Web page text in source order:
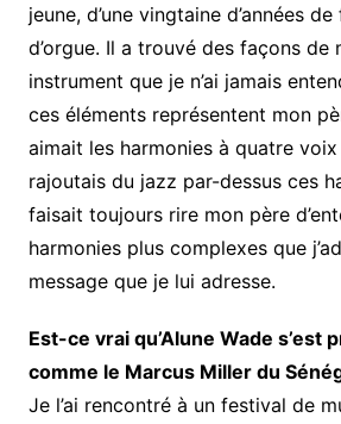
jeune, d’une vingtaine d’années
d’orgue. Il a trouvé des façons de
instrument que je n’ai jamais
ces éléments représentent mon
aimait les harmonies à quatre
rajoutais du jazz par-dessus ces
faisait toujours rire mon père
harmonies plus complexes que
message que je lui adresse.
Est-ce vrai qu’Alune Wade s’est
comme le Marcus Miller du
Je l’ai rencontré à un festival de